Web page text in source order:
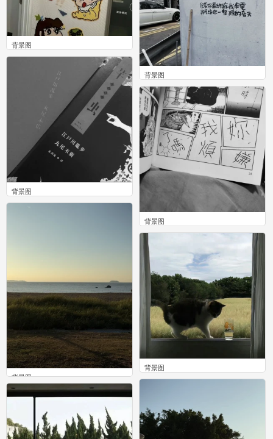
背景图
0
背景图
0
背景图
0
背景图
0
背景图
0
背景图
0